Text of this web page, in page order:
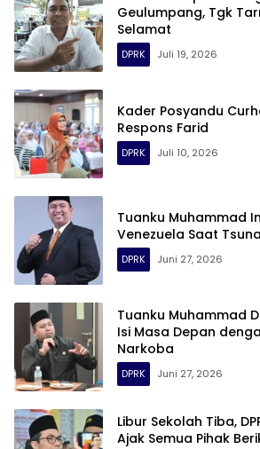
Geulumpang, Tgk
Selamat
DPRK Juli 19, 2026
Kader Posyandu
Respons Farid
DPRK Juli 10, 2026
Tuanku Muhammad
Venezuela Saat
DPRK Juni 27, 2026
Tuanku Muhammad
Isi Masa Depan
Narkoba
DPRK Juni 27, 2026
Libur Sekolah Tiba,
Ajak Semua Pihak